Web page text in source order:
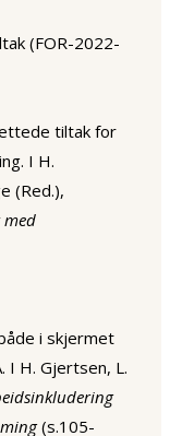
(FOR-2022-
tiltak for
I H.
(Red.),
i skjermet
I H. Gjertsen, L.
(s.105-